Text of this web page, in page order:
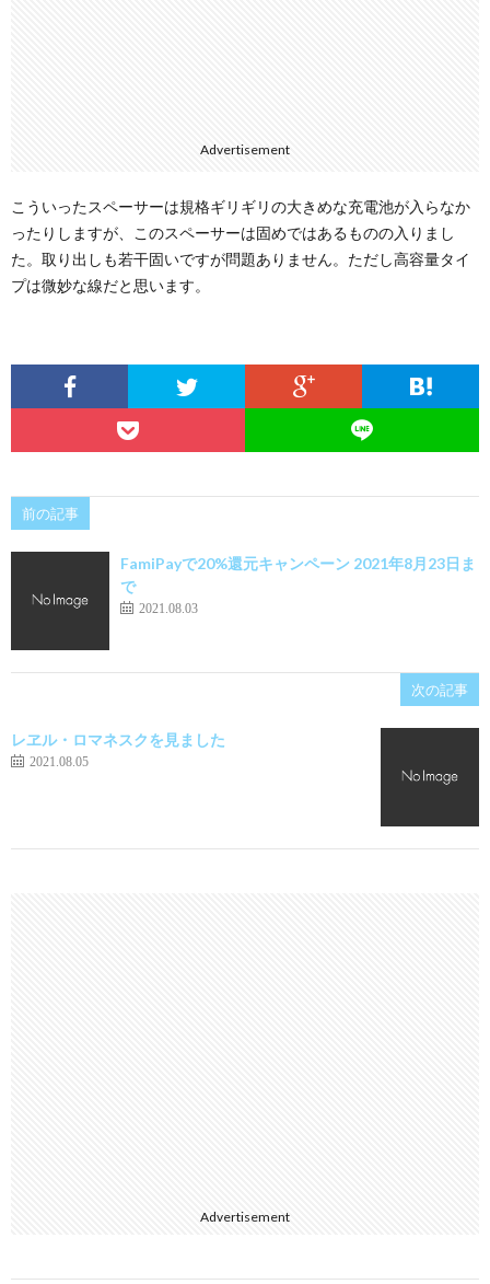
Advertisement
こういったスペーサーは規格ギリギリの大きめな充電池が入らなか
ったりしますが、このスペーサーは固めではあるものの入りまし
た。取り出しも若干固いですが問題ありません。ただし高容量タイ
プは微妙な線だと思います。
前の記事
FamiPayで20%還元キャンペーン 2021年8月23日ま
で
2021.08.03
次の記事
レヱル・ロマネスクを見ました
2021.08.05
Advertisement